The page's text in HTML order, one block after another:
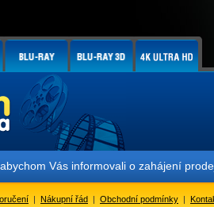
Vás informovali o zahájení
| Nákupní řád | Obchodní podmínky |